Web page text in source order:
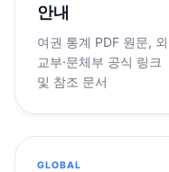
안내
여권 통계 PDF 원문, 외
교부·문체부 공식 링크
및 참조 문서
GLOBAL